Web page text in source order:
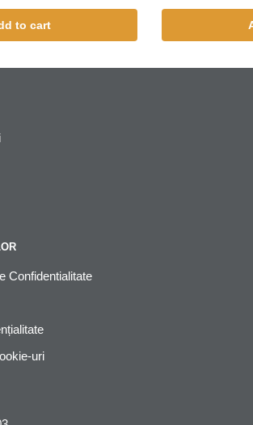
to cart
Confidentialitate
uri